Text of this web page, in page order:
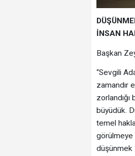
İNSAN
Başkan
“Sevgili
zamandır
büyüdük.
temel
görülmeye
düşünmek